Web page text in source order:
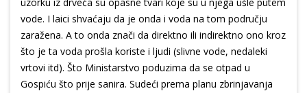
vode. I laici shvaćaju da je onda i voda na tom području
zaražena. A to onda znači da direktno ili indirektno ono kroz
što je ta voda prošla koriste i ljudi (slivne vode, nedaleki
vrtovi itd). Što Ministarstvo poduzima da se otpad u
Gospiću što prije sanira. Sudeći prema planu zbrinjavanja